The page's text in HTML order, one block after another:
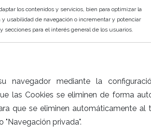
los contenidos y servicios, bien para optimizar la
y usabilidad de navegación o incrementar y potenciar
secciones para el interés general de los usuarios.
navegador mediante la
las Cookies se eliminen de forma
que se eliminen automáticamente al
privada".